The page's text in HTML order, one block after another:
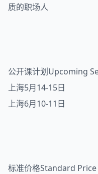
质的职场人
公开课计划Upcoming
上海5月14-15日
上海6月10-11日
标准价格Standard Price